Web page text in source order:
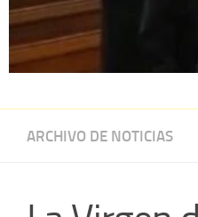
ARCHIVO DE NOTICIAS